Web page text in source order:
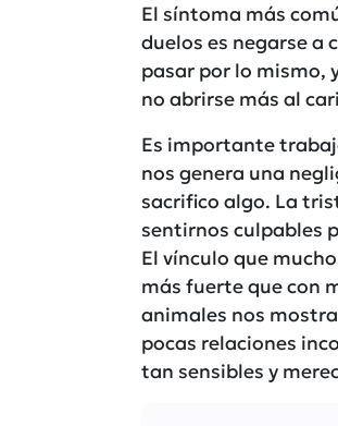
El síntoma más
duelos es negarse a
pasar por lo mismo,
no abrirse más al
Es importante
nos genera una
sacrifico algo. La
sentirnos culpables
El vínculo que
más fuerte que con
animales nos
pocas relaciones
tan sensibles y